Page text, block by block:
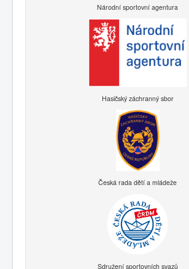
Národní sportovní agentura
Hasičský záchranný sbor
Česká rada dětí a mládeže
Sdružení sportovních svazů